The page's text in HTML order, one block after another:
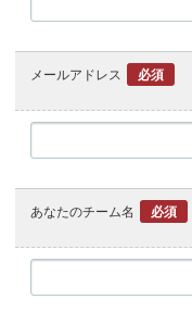
メールアドレス 必須
あなたのチーム名 必須